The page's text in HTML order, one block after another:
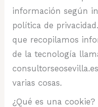
información según
política de
que recopilamos
de la tecnología
varias cosas.
¿Qué es una cookie?